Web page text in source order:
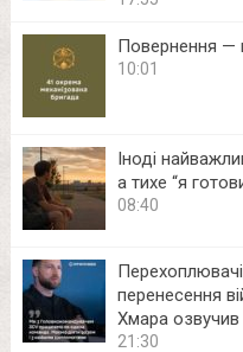
Повернення —
10:01
Іноді
а тихе “я
08:40
перенесення
Хмара озвучив
21:30